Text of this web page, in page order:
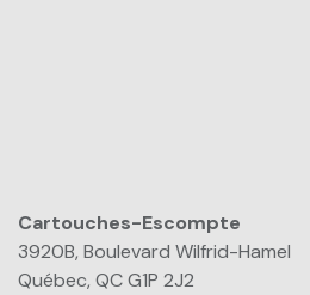
Cartouches-Escompte
3920B, Boulevard Wilfrid-Hamel
Québec, QC G1P 2J2